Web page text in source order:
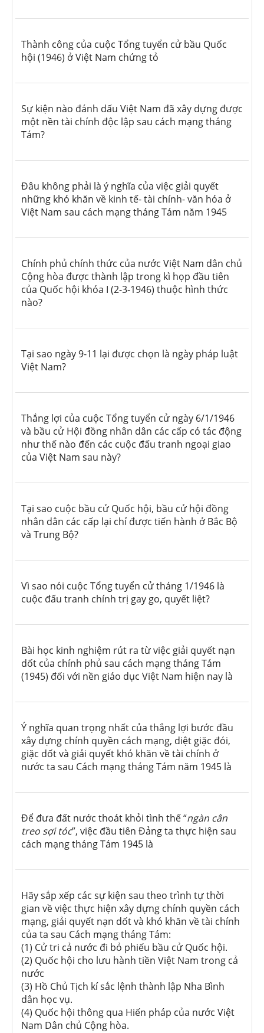
Thành công của cuộc Tổng tuyển cử bầu Quốc
hội (1946) ở Việt Nam chứng tỏ
Sự kiện nào đánh dấu Việt Nam đã xây dựng được
một nền tài chính độc lập sau cách mạng tháng
Tám?
Đâu không phải là ý nghĩa của việc giải quyết
những khó khăn về kinh tế- tài chính- văn hóa ở
Việt Nam sau cách mạng tháng Tám năm 1945
Chính phủ chính thức của nước Việt Nam dân chủ
Cộng hòa được thành lập trong kì họp đầu tiên
của Quốc hội khóa I (2-3-1946) thuộc hình thức
nào?
Tại sao ngày 9-11 lại được chọn là ngày pháp luật
Việt Nam?
Thắng lợi của cuộc Tổng tuyển cử ngày 6/1/1946
và bầu cử Hội đồng nhân dân các cấp có tác động
như thế nào đến các cuộc đấu tranh ngoại giao
của Việt Nam sau này?
Tại sao cuộc bầu cử Quốc hội, bầu cử hội đồng
nhân dân các cấp lại chỉ được tiến hành ở Bắc Bộ
và Trung Bộ?
Vì sao nói cuộc Tổng tuyển cử tháng 1/1946 là
cuộc đấu tranh chính trị gay go, quyết liệt?
Bài học kinh nghiệm rút ra từ việc giải quyết nạn
dốt của chính phủ sau cách mạng tháng Tám
(1945) đối với nền giáo dục Việt Nam hiện nay là
Ý nghĩa quan trọng nhất của thắng lợi bước đầu
xây dựng chính quyền cách mạng, diệt giặc đói,
giặc dốt và giải quyết khó khăn về tài chính ở
nước ta sau Cách mạng tháng Tám năm 1945 là
Để đưa đất nước thoát khỏi tình thế “ngàn cân
treo sợi tóc”, việc đầu tiên Đảng ta thực hiện sau
cách mạng tháng Tám 1945 là
Hãy sắp xếp các sự kiện sau theo trình tự thời
gian về việc thực hiện xây dựng chính quyền cách
mạng, giải quyết nạn dốt và khó khăn về tài chính
của ta sau Cách mạng tháng Tám:
(1) Cử tri cả nước đi bỏ phiếu bầu cử Quốc hội.
(2) Quốc hội cho lưu hành tiền Việt Nam trong cả
nước
(3) Hồ Chủ Tịch kí sắc lệnh thành lập Nha Bình
dân học vụ.
(4) Quốc hội thông qua Hiến pháp của nước Việt
Nam Dân chủ Cộng hòa.